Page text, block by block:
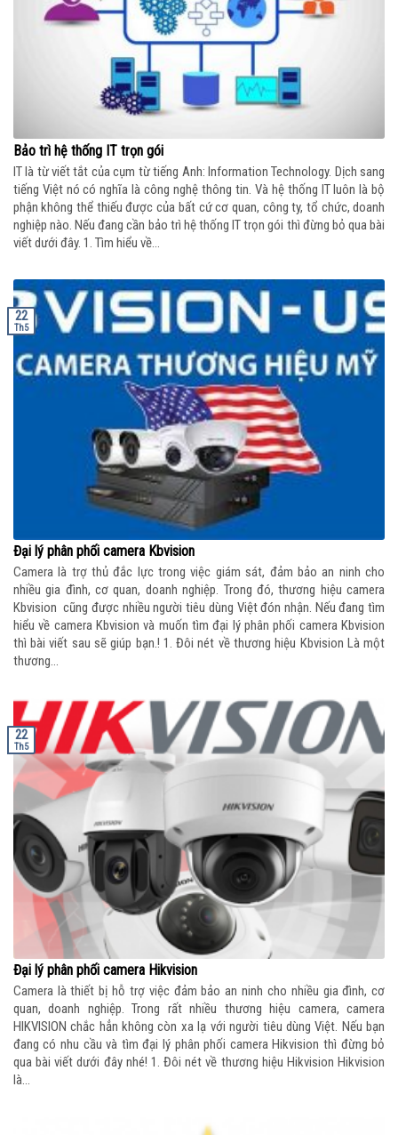
Bảo trì hệ thống IT trọn gói
IT là từ viết tắt của cụm từ tiếng Anh: Information Technology. Dịch sang
tiếng Việt nó có nghĩa là công nghệ thông tin. Và hệ thống IT luôn là bộ
phận không thể thiếu được của bất cứ cơ quan, công ty, tổ chức, doanh
nghiệp nào. Nếu đang cần bảo trì hệ thống IT trọn gói thì đừng bỏ qua bài
viết dưới đây. 1. Tìm hiểu về...
Đại lý phân phối camera Kbvision
Camera là trợ thủ đắc lực trong việc giám sát, đảm bảo an ninh cho
nhiều gia đình, cơ quan, doanh nghiệp. Trong đó, thương hiệu camera
Kbvision cũng được nhiều người tiêu dùng Việt đón nhận. Nếu đang tìm
hiểu về camera Kbvision và muốn tìm đại lý phân phối camera Kbvision
thì bài viết sau sẽ giúp bạn.! 1. Đôi nét về thương hiệu Kbvision Là một
thương...
22
Th5
Đại lý phân phối camera Hikvision
Camera là thiết bị hỗ trợ việc đảm bảo an ninh cho nhiều gia đình, cơ
quan, doanh nghiệp. Trong rất nhiều thương hiệu camera, camera
HIKVISION chắc hẳn không còn xa lạ với người tiêu dùng Việt. Nếu bạn
đang có nhu cầu và tìm đại lý phân phối camera Hikvision thì đừng bỏ
qua bài viết dưới đây nhé! 1. Đôi nét về thương hiệu Hikvision Hikvision
là...
22
Th5